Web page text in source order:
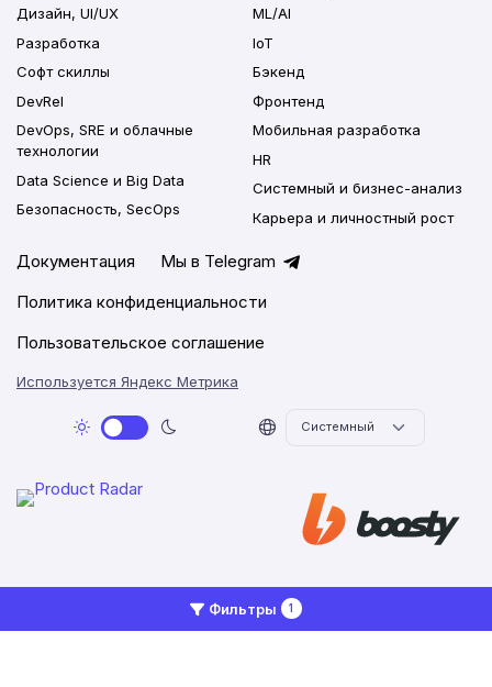
Фильтры 1
Дизайн, UI/UX
Разработка
Софт скиллы
DevRel
DevOps, SRE и облачные
технологии
Data Science и Big Data
Безопасность, SecOps
ML/AI
IoT
Бэкенд
Фронтенд
Мобильная разработка
HR
Системный и бизнес-анализ
Карьера и личностный рост
Документация
Мы в Telegram
Политика конфиденциальности
Пользовательское соглашение
Используется Яндекс Метрика
2026 © Networkly.app